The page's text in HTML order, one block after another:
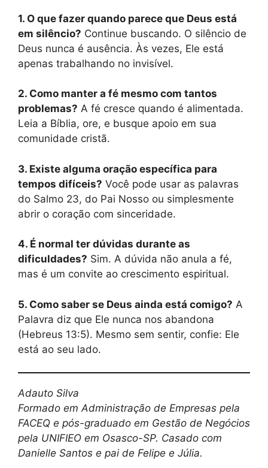
1. O que fazer quando parece que Deus está
em silêncio? Continue buscando. O silêncio de
Deus nunca é ausência. Às vezes, Ele está
apenas trabalhando no invisível.
2. Como manter a fé mesmo com tantos
problemas? A fé cresce quando é alimentada.
Leia a Bíblia, ore, e busque apoio em sua
comunidade cristã.
3. Existe alguma oração específica para
tempos difíceis? Você pode usar as palavras
do Salmo 23, do Pai Nosso ou simplesmente
abrir o coração com sinceridade.
4. É normal ter dúvidas durante as
dificuldades? Sim. A dúvida não anula a fé,
mas é um convite ao crescimento espiritual.
5. Como saber se Deus ainda está comigo? A
Palavra diz que Ele nunca nos abandona
(Hebreus 13:5). Mesmo sem sentir, confie: Ele
está ao seu lado.
Adauto Silva
Formado em Administração de Empresas pela
FACEQ e pós-graduado em Gestão de Negócios
pela UNIFIEO em Osasco-SP. Casado com
Danielle Santos e pai de Felipe e Júlia.